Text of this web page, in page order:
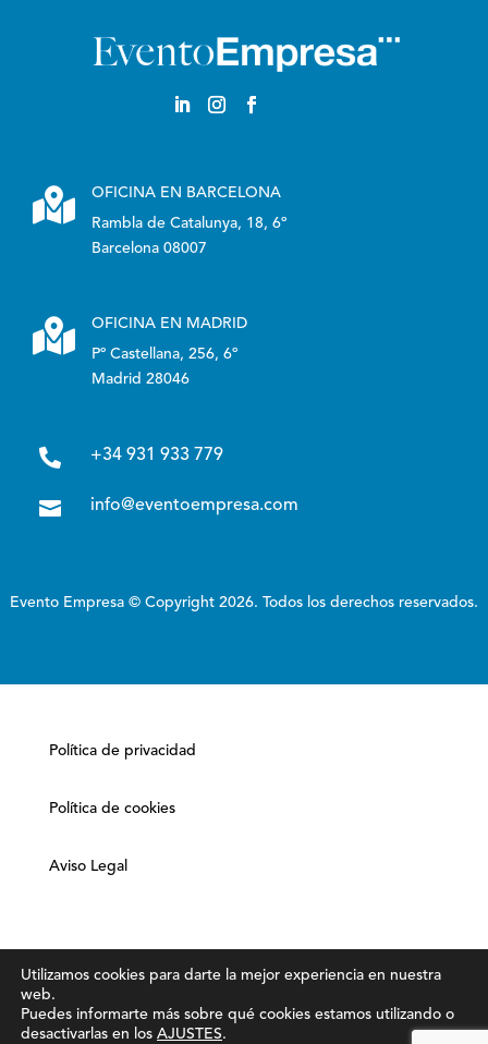

OFICINA EN BARCELONA
Rambla de Catalunya, 18, 6º
Barcelona 08007

OFICINA EN MADRID
Pº Castellana, 256, 6º
Madrid 28046
 +34 931 933 779
 info@eventoempresa.com
Evento Empresa © Copyright 2026. Todos los derechos reservados.
Política de privacidad
Política de cookies
Aviso Legal
Utilizamos cookies para darte la mejor experiencia en nuestra
web.
Puedes informarte más sobre qué cookies estamos utilizando o
desactivarlas en los AJUSTES.